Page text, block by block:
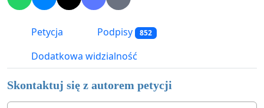
Petycja Podpisy 852
Dodatkowa widzialność
Skontaktuj się z autorem petycji